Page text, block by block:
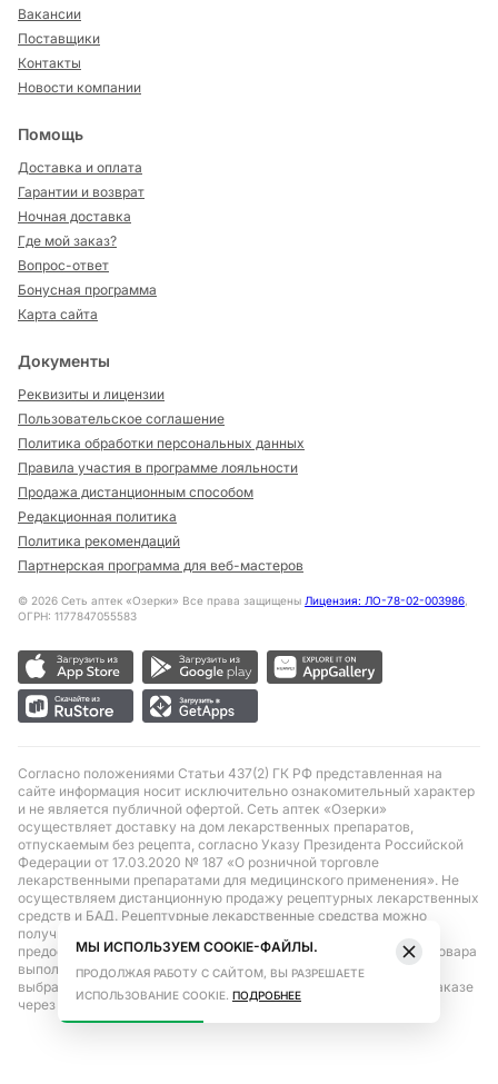
Вакансии
Поставщики
Контакты
Новости компании
Помощь
Доставка и оплата
Гарантии и возврат
Ночная доставка
Где мой заказ?
Вопрос-ответ
Бонусная программа
Карта сайта
Документы
Реквизиты и лицензии
Пользовательское соглашение
Политика обработки персональных данных
Правила участия в программе лояльности
Продажа дистанционным способом
Редакционная политика
Политика рекомендаций
Партнерская программа для веб-мастеров
© 2026 Сеть аптек «Озерки» Все права защищены Лицензия: ЛО-78-02-003986,
ОГРН: 1177847055583
Согласно положениями Статьи 437(2) ГК РФ представленная на
сайте информация носит исключительно ознакомительный характер
и не является публичной офертой. Сеть аптек «Озерки»
осуществляет доставку на дом лекарственных препаратов,
отпускаемым без рецепта, согласно Указу Президента Российской
Федерации от 17.03.2020 № 187 «О розничной торговле
лекарственными препаратами для медицинского применения». Не
осуществляем дистанционную продажу рецептурных лекарственных
средств и БАД. Рецептурные лекарственные средства можно
получить только при помощи самовывоза в аптеке при
предоставлении рецепта, выписанного врачом. Бронирование товара
выполняется при условиях последующего выкупа заказа в
выбранном аптечном пункте. Цена действительна только при заказе
через сайт.
МЫ ИСПОЛЬЗУЕМ COOKIE-ФАЙЛЫ.
ПРОДОЛЖАЯ РАБОТУ С САЙТОМ, ВЫ РАЗРЕШАЕТЕ
ИСПОЛЬЗОВАНИЕ COOKIE. ПОДРОБНЕЕ